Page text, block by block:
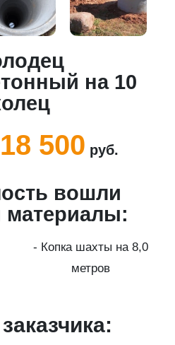
на 10
18 500 руб.
вошли
материалы:
- Копка шахты на 8,0
метров